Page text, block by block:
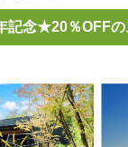
記念★20％OFF